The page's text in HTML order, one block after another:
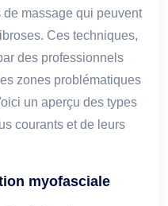
de massage qui peuvent
Ces techniques,
des professionnels
zones problématiques
un aperçu des types
courants et de leurs
myofasciale